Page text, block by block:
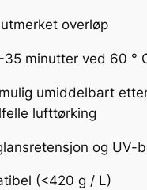
overløp
35 minutter ved 60 °
umiddelbart
lufttørking
og UV-
(<420 g / L)